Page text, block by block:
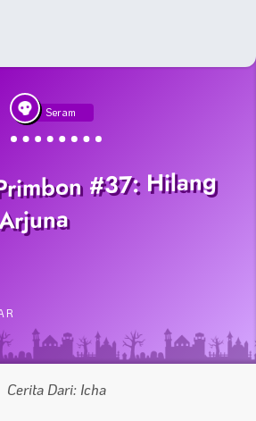
Seram
#37: Hilang
Cerita Dari: Icha